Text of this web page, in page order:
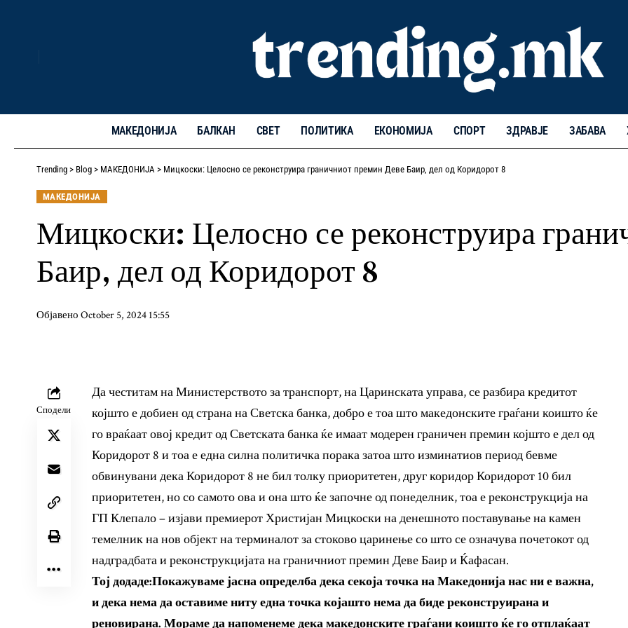
МАКЕДОНИЈА БАЛКАН СВЕТ ПОЛИТИКА ЕКОНОМИЈА СПОРТ ЗДРАВЈЕ ЗАБАВА
Trending > Blog > МАКЕДОНИЈА > Мицкоски: Целосно се реконструира граничниот премин Деве Баир, дел од Коридорот 8
МАКЕДОНИЈА
Мицкоски: Целосно се реконструира
Баир, дел од Коридорот 8
Објавено October 5, 2024 15:55
Сподели
Да честитам на Министерството за транспорт, на Царинската управа, се разбира кредитот
којшто е добиен од страна на Светска банка, добро е тоа што македонските граѓани коишто ќе
го враќаат овој кредит од Светската банка ќе имаат модерен граничен премин којшто е дел од
Коридорот 8 и тоа е една силна политичка порака затоа што изминатиов период бевме
обвинувани дека Коридорот 8 не бил толку приоритетен, друг коридор Коридорот 10 бил
приоритетен, но со самото ова и она што ќе започне од понеделник, тоа е реконструкција на
ГП Клепало – изјави премиерот Христијан Мицкоски на денешното поставување на камен
темелник на нов објект на терминалот за стоково царинење со што се означува почетокот од
надградбата и реконструкцијата на граничниот премин Деве Баир и Ќафасан.
Тој додаде:Покажуваме јасна определба дека секоја точка на Македонија нас ни е важна,
и дека нема да оставиме ниту една точка којашто нема да биде реконструирана и
реновирана. Мораме да напоменеме дека македонските граѓани коишто ќе го отплаќаат